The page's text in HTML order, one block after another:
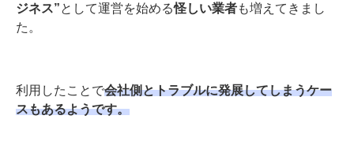
ジネス” として運営を始める怪しい業者も増えてきまし
た。
利用したことで会社側とトラブルに発展してしまうケー
スもあるようです。